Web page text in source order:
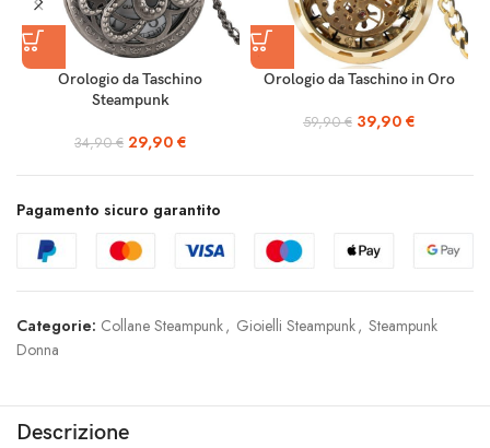
Orologio da Taschino
Steampunk
34,90€ 29,90 €
Orologio da Taschino in Oro
59,90€ 39,90 €
Pagamento sicuro garantito
Categorie: Collane Steampunk, Gioielli Steampunk, Steampunk
Donna
Descrizione